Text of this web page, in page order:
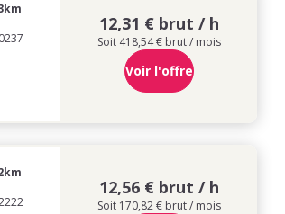
12,31 € brut / h
Soit 418,54 € brut / mois
Voir l'offre
12,56 € brut / h
Soit 170,82 € brut / mois